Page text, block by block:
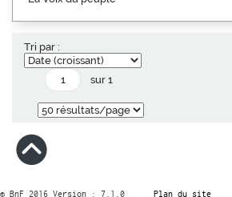
Tri par :
sur 1
© BnF 2016 Version : 7.1.0 Plan du site